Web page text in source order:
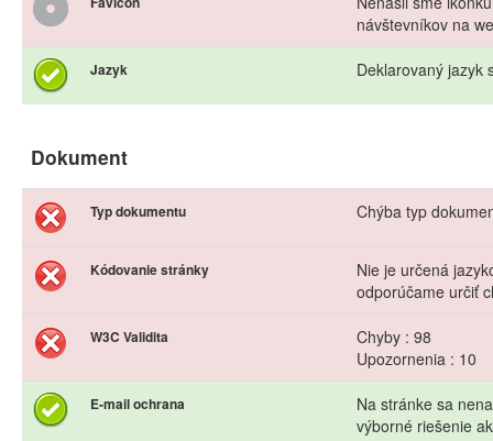
návštevníkov na
Jazyk Deklarovaný jazyk
Dokument
Typ dokumentu Chýba typ
Kódovanie stránky
Nie je určená
odporúčame určiť
W3C Validita
Chyby : 98
Upozornenia : 10
E-mail ochrana
Na stránke sa
výborné riešenie